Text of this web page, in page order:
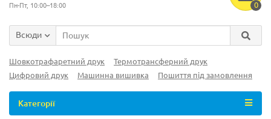
Пн-Пт, 10:00–18:00 0
Всюди
Шовкотрафаретний друк
Термотрансферний друк
Цифровий друк
Машинна вишивка Пошиття під замовлення
Категорії